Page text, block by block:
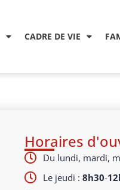
CADRE DE VIE
Horaires
Du lundi, mardi,
Le jeudi : 8h30-